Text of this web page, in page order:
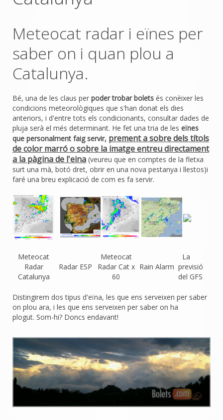
Meteocat radar i eïnes per
saber on i quan plou a
Catalunya.
Bé, una de les claus per poder trobar bolets és conèixer les
condicions meteorològiques que s'han donat els dies
anteriors, i d'entre tots els condicionants, consultar dades de
pluja serà el més determinant. He fet una tria de les eïnes
que personalment faig servir, prement a sobre dels títols
de color marró o sobre la imatge entreu directament
a la pàgina de l'eina (veureu que en comptes de la fletxa
surt una mà, botó dret, obrir en una nova pestanya i llestos)i
faré una breu explicació de com es fa servir.
Meteocat
Radar
Catalunya
Radar ESP
Meteocat
Radar Cat x
60
Rain Alarm
La
previsió
del GFS
Distingirem dos tipus d'eïna, les que ens serveixen per saber
on plou ara, i les que ens serveixen per saber on ha
plogut. Som-hi? Doncs endavant!